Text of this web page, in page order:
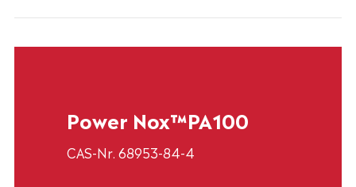
Power Nox™PA100
CAS-Nr. 68953-84-4